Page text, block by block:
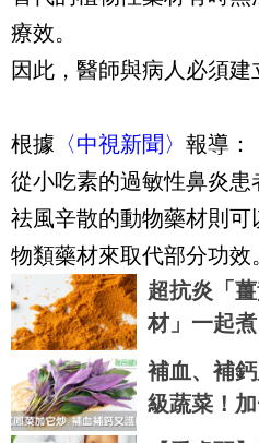
療效。
因此，醫師與病人必須建
根據 〈中視新聞〉 報導：
從小吃素的過敏性鼻炎
祛風辛散的動物藥材則
物類藥材來取代部分功效
超抗炎「
材」一起
降低慢性
補血、補
級蔬菜！
寒涼｜每